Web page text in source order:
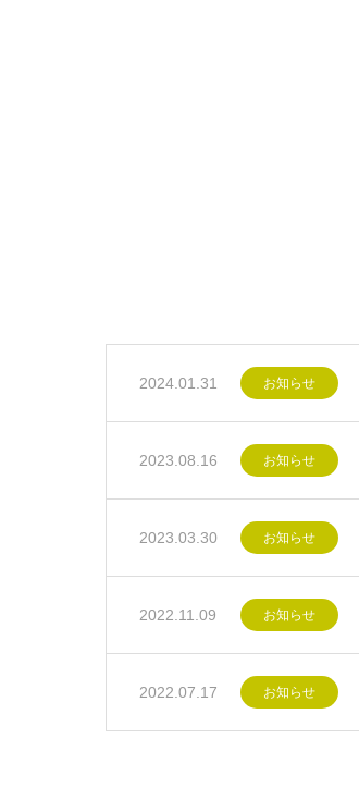
2024.01.31 お知らせ
2023.08.16 お知らせ
2023.03.30 お知らせ
2022.11.09 お知らせ
2022.07.17 お知らせ